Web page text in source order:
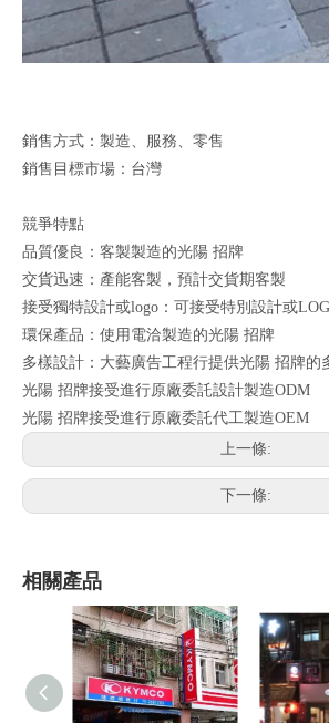
銷售方式：製造、服務、零售
銷售目標市場：台灣
競爭特點
品質優良：客製製造的光陽 招牌
交貨迅速：產能客製，預計交貨期客製
接受獨特設計或logo：可接受特別設計或
環保產品：使用電洽製造的光陽 招牌
多樣設計：大藝廣告工程行提供光陽 招牌的
光陽 招牌接受進行原廠委託設計製造ODM
光陽 招牌接受進行原廠委託代工製造OEM
上一條:
下一條:
相關產品